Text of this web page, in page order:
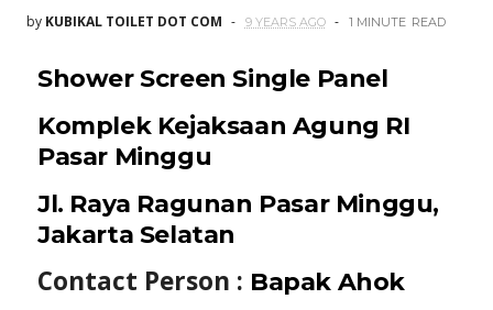
by KUBIKAL TOILET DOT COM 9 YEARS AGO 1 MINUTE READ
Shower Screen Single Panel
Komplek Kejaksaan Agung RI
Pasar Minggu
Jl. Raya Ragunan Pasar Minggu,
Jakarta Selatan
Contact Person : Bapak Ahok